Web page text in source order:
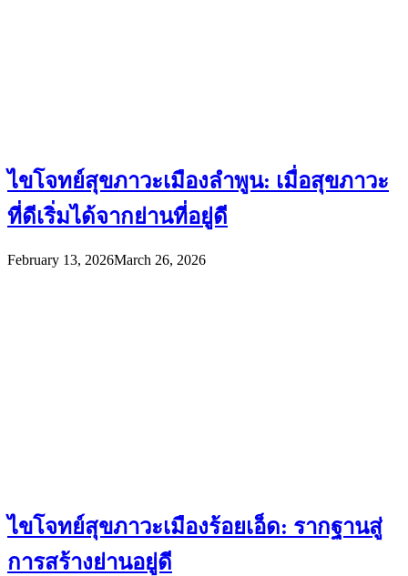
ไขโจทย์สุขภาวะเมืองลำพูน: เมื่อสุขภาวะ
ที่ดีเริ่มได้จากย่านที่อยู่ดี
February 13, 2026March 26, 2026
ไขโจทย์สุขภาวะเมืองร้อยเอ็ด: รากฐานสู่
การสร้างย่านอยู่ดี